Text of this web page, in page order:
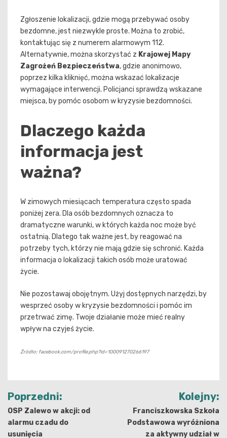
Zgłoszenie lokalizacji, gdzie mogą przebywać osoby
bezdomne, jest niezwykle proste. Można to zrobić,
kontaktując się z numerem alarmowym 112.
Alternatywnie, można skorzystać z Krajowej Mapy
Zagrożeń Bezpieczeństwa, gdzie anonimowo,
poprzez kilka kliknięć, można wskazać lokalizacje
wymagające interwencji. Policjanci sprawdzą wskazane
miejsca, by pomóc osobom w kryzysie bezdomności.
Dlaczego każda
informacja jest
ważna?
W zimowych miesiącach temperatura często spada
poniżej zera. Dla osób bezdomnych oznacza to
dramatyczne warunki, w których każda noc może być
ostatnią. Dlatego tak ważne jest, by reagować na
potrzeby tych, którzy nie mają gdzie się schronić. Każda
informacja o lokalizacji takich osób może uratować
życie.
Nie pozostawaj obojętnym. Użyj dostępnych narzędzi, by
wesprzeć osoby w kryzysie bezdomności i pomóc im
przetrwać zimę. Twoje działanie może mieć realny
wpływ na czyjeś życie.
Źródło: facebook.com/profile.php?id=100091270266197
Nawigacja
wpisu
Poprzedni:
OSP Zalewo w akcji: od
alarmu czadu do
usunięcia
Kolejny:
Franciszkowska Szkoła
Podstawowa wyróżniona
za aktywny udział w